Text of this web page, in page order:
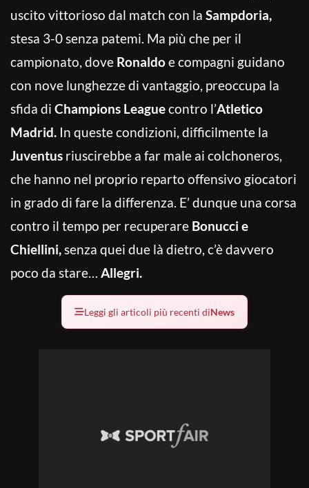
uscito vittorioso dal match con la Sampdoria,
stesa 3-0 senza patemi. Ma più che per il
campionato, dove Ronaldoe compagni guidano
con nove lunghezze di vantaggio, preoccupa la
sfida di Champions Leaguecontro l’Atletico
Madrid. In queste condizioni, difficilmente la
Juventus riuscirebbe a far male ai colchoneros,
che hanno nel proprio reparto offensivo giocatori
in grado di fare la differenza. E’ dunque una corsa
contro il tempo per recuperare Bonucci e
Chiellini,senza quei due là dietro, c’è davvero
poco da stare… Allegri.
Leggi gli articoli più recenti diNews